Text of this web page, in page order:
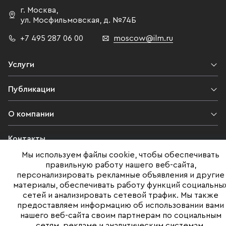
г. Москва,
ул. Мосфильмовская, д. №74Б
+7 495 287 06 00 moscow@ilm.ru
Услуги
Публикации
О компании
Контакты
Юридическая информация
©ILM 2009-2026. Все права защищены
Представленная на сайте информация, в т.ч. стоимости объектов,
Мы используем файлы cookie, чтобы обеспечивать
правильную работу нашего веб-сайта,
персонализировать рекламные объявления и другие
материалы, обеспечивать работу функций
сетей и анализировать сетевой трафик. Мы также
предоставляем информацию об использовании вами
нашего веб-сайта своим партнерам по социальным